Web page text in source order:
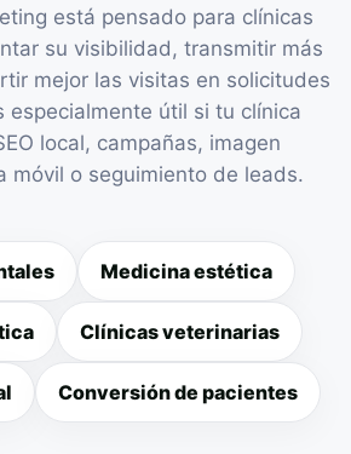
está pensado para clínicas
su visibilidad, transmitir más
mejor las visitas en solicitudes
especialmente útil si tu clínica
local, campañas, imagen
móvil o seguimiento de leads.
Medicina estética
Clínicas veterinarias
Conversión de pacientes